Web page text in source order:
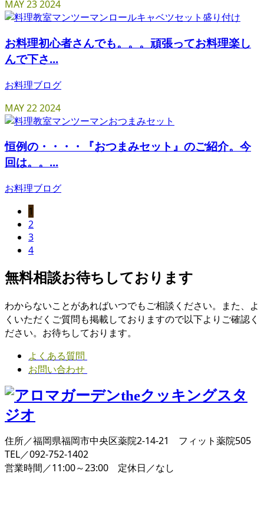
MAY232024
お料理初心者さんでも。。。頑張ってお料理楽し
んで下さ...
お料理ブログ
MAY222024
恒例の・・・・『おつまみセット』のご紹介。今
回は。。...
お料理ブログ
1
2
3
4
無料相談お待ちしております
わからないことがあればいつでもご相談ください。また、よ
くいただくご質問も掲載しておりますので以下よりご確認く
ださい。お待ちしております。
よくある質問
お問い合わせ
住所／福岡県福岡市中央区薬院2-14-21 フィット薬院505
TEL／092-752-1402
営業時間／11:00～23:00 定休日／なし